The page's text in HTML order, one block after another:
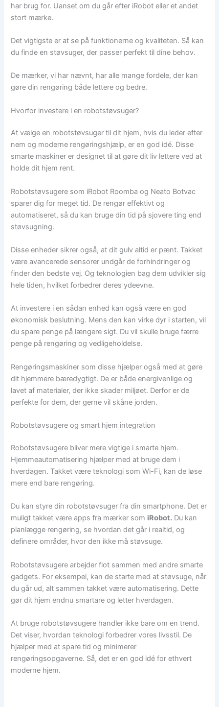
har brug for. Uanset om du går efter iRobot eller et andet
stort mærke.
Det vigtigste er at se på funktionerne og kvaliteten. Så kan
du finde en støvsuger, der passer perfekt til dine behov.
De mærker, vi har nævnt, har alle mange fordele, der kan
gøre din rengøring både lettere og bedre.
Hvorfor investere i en robotstøvsuger?
At vælge en robotstøvsuger til dit hjem, hvis du leder efter
nem og moderne rengøringshjælp, er en god idé. Disse
smarte maskiner er designet til at gøre dit liv lettere ved at
holde dit hjem rent.
Robotstøvsugere som iRobot Roomba og Neato Botvac
sparer dig for meget tid. De rengør effektivt og
automatiseret, så du kan bruge din tid på sjovere ting end
støvsugning.
Disse enheder sikrer også, at dit gulv altid er pænt. Takket
være avancerede sensorer undgår de forhindringer og
finder den bedste vej. Og teknologien bag dem udvikler sig
hele tiden, hvilket forbedrer deres ydeevne.
At investere i en sådan enhed kan også være en god
økonomisk beslutning. Mens den kan virke dyr i starten, vil
du spare penge på længere sigt. Du vil skulle bruge færre
penge på rengøring og vedligeholdelse.
Rengøringsmaskiner som disse hjælper også med at gøre
dit hjemmere bæredygtigt. De er både energivenlige og
lavet af materialer, der ikke skader miljøet. Derfor er de
perfekte for dem, der gerne vil skåne jorden.
Robotstøvsugere og smart hjem integration
Robotstøvsugere bliver mere vigtige i smarte hjem.
Hjemmeautomatisering hjælper med at bruge dem i
hverdagen. Takket være teknologi som Wi-Fi, kan de løse
mere end bare rengøring.
Du kan styre din robotstøvsuger fra din smartphone. Det er
muligt takket være apps fra mærker som iRobot. Du kan
planlægge rengøring, se hvordan det går i realtid, og
definere områder, hvor den ikke må støvsuge.
Robotstøvsugere arbejder flot sammen med andre smarte
gadgets. For eksempel, kan de starte med at støvsuge, når
du går ud, alt sammen takket være automatisering. Dette
gør dit hjem endnu smartare og letter hverdagen.
At bruge robotstøvsugere handler ikke bare om en trend.
Det viser, hvordan teknologi forbedrer vores livsstil. De
hjælper med at spare tid og minimerer
rengøringsopgaverne. Så, det er en god idé for ethvert
moderne hjem.